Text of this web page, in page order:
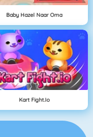
Baby Hazel Naar Oma
Kart Fight.io